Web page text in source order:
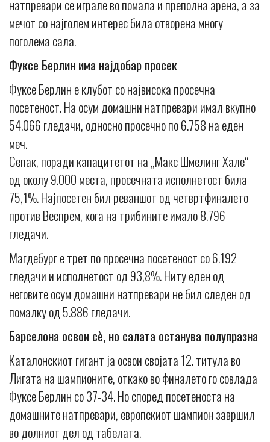
натпревари се играле во помала и преполна арена, а за
мечот со најголем интерес била отворена многу
поголема сала.
Фуксе Берлин има најдобар просек
Фуксе Берлин е клубот со највисока просечна
посетеност. На осум домашни натпревари имал вкупно
54.066 гледачи, односно просечно по 6.758 на еден
меч.
Сепак, поради капацитетот на „Макс Шмелинг Хале“
од околу 9.000 места, просечната исполнетост била
75,1%. Најпосетен бил реваншот од четвртфиналето
против Веспрем, кога на трибините имало 8.796
гледачи.
Магдебург е трет по просечна посетеност со 6.192
гледачи и исполнетост од 93,8%. Ниту еден од
неговите осум домашни натпревари не бил следен од
помалку од 5.886 гледачи.
Барселона освои сè, но салата останува полупразна
Каталонскиот гигант ја освои својата 12. титула во
Лигата на шампионите, откако во финалето го совлада
Фуксе Берлин со 37-34. Но според посетеноста на
домашните натпревари, европскиот шампион завршил
во долниот дел од табелата.